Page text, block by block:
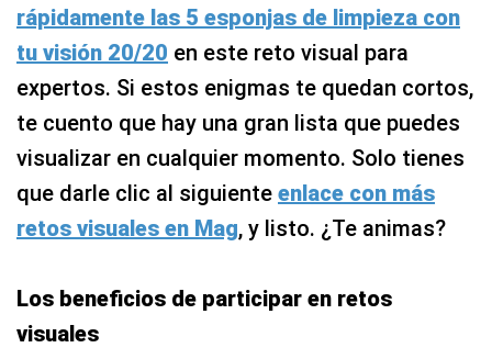
rápidamente las 5 esponjas de limpieza con
tu visión 20/20 en este reto visual para
expertos. Si estos enigmas te quedan cortos,
te cuento que hay una gran lista que puedes
visualizar en cualquier momento. Solo tienes
que darle clic al siguiente enlace con más
retos visuales en Mag, y listo. ¿Te animas?
Los beneficios de participar en retos
visuales